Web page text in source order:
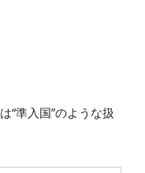
“準入国”のような扱